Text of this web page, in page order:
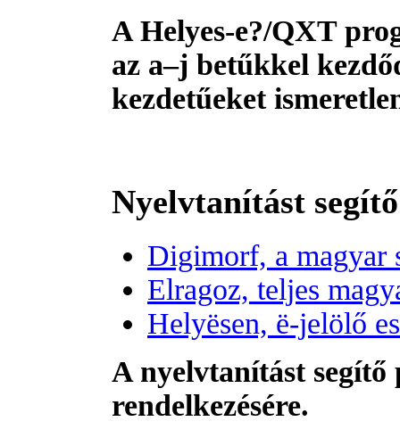
A Helyes-e?/QXT
az a–j betűkkel
kezdetűeket
Nyelvtanítást
Digimorf, a magyar
Elragoz, teljes
Helyësen, ë-jelölő
A nyelvtanítást
rendelkezésére.